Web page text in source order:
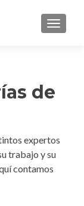
de
expertos
trabajo y su
contamos